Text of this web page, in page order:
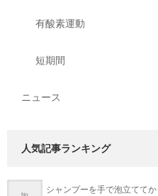
有酸素運動
短期間
ニュース
人気記事ランキング
シャンプーを手で泡立てて